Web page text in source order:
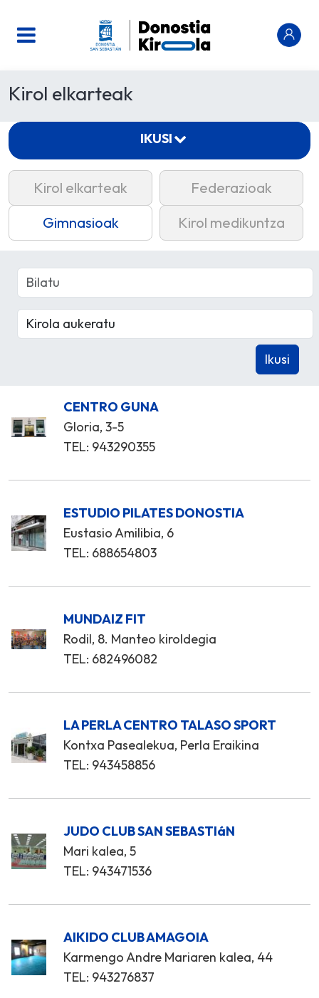
Kirol elkarteak
Kirol elkarteak
Federazioak
Gimnasioak
Kirol medikuntza
CENTRO GUNA
Gloria, 3-5
TEL: 943290355
ESTUDIO PILATES DONOSTIA
Eustasio Amilibia, 6
TEL: 688654803
MUNDAIZ FIT
Rodil, 8. Manteo kiroldegia
TEL: 682496082
LA PERLA CENTRO TALASO SPORT
Kontxa Pasealekua, Perla Eraikina
TEL: 943458856
JUDO CLUB SAN SEBASTIáN
Mari kalea, 5
TEL: 943471536
AIKIDO CLUB AMAGOIA
Karmengo Andre Mariaren kalea, 44
TEL: 943276837
IKUSI